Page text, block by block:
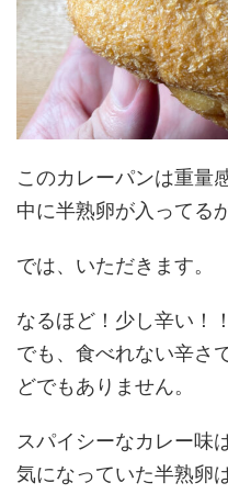
このカレーパンは重量
中に半熟卵が入ってる
では、いただきます。
なるほど！少し辛い！！
でも、食べれない辛さ
どでもありません。
スパイシーなカレー味
気になっていた半熟卵